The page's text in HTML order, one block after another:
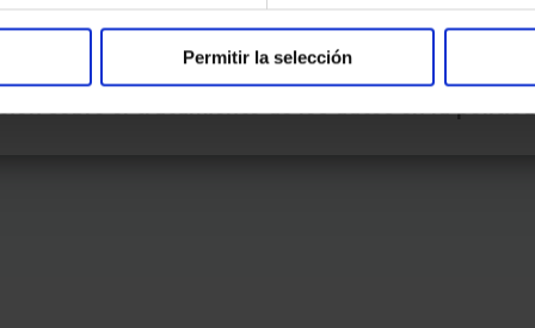
Permitir la selección
y por lo tanto, poder ayudarle en las peticiones
Podrá ejercer sus derechos en materia de
por la normativa, a la siguiente dirección:
sobre el tratamiento de los datos en la